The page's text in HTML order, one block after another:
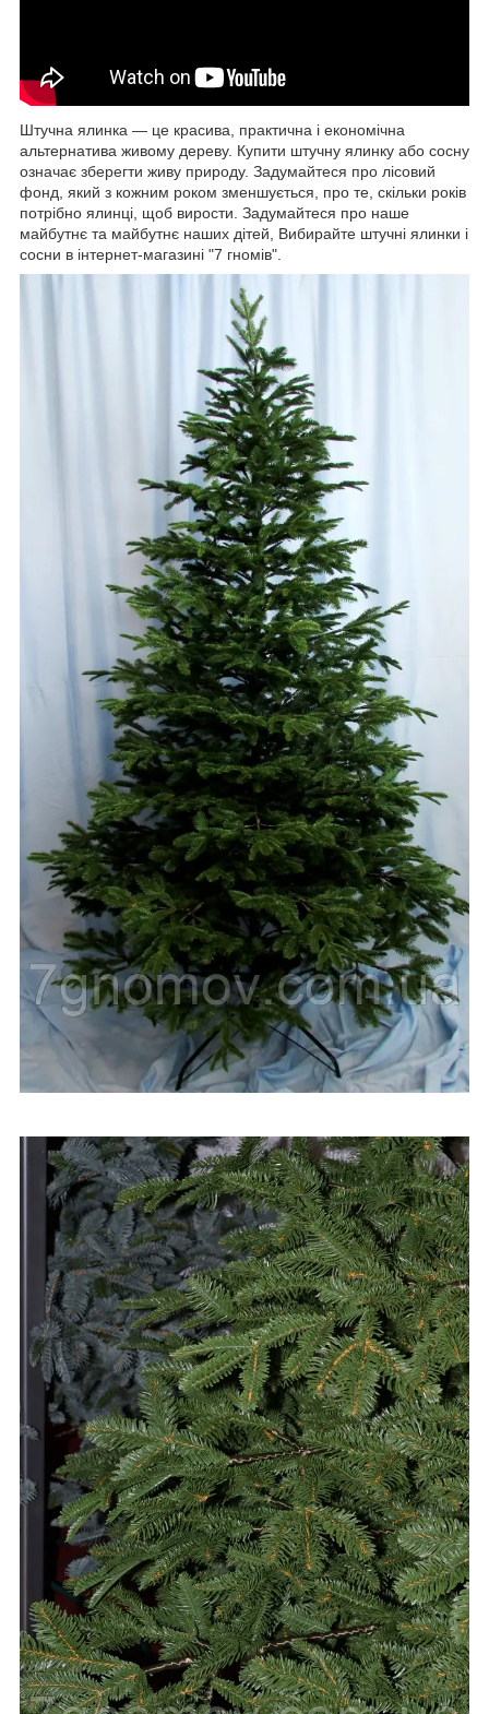
Штучна ялинка ― це красива, практична і економічна
альтернатива живому дереву. Купити штучну ялинку або сосну
означає зберегти живу природу. Задумайтеся про лісовий
фонд, який з кожним роком зменшується, про те, скільки років
потрібно ялинці, щоб вирости. Задумайтеся про наше
майбутнє та майбутнє наших дітей, Вибирайте штучні ялинки і
сосни в інтернет-магазині "7 гномів".